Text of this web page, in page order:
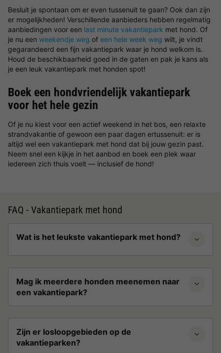
Besluit je spontaan om er even tussenuit te gaan? Ook dan zijn
er mogelijkheden! Verschillende aanbieders hebben regelmatig
aanbiedingen voor een last minute vakantiepark met hond. Of
je nu een weekendje weg of een hele week weg wilt, je vindt
gegarandeerd een fijn vakantiepark waar je hond welkom is.
Houd de beschikbaarheid goed in de gaten en pak je kans als
je een leuk vakantiepark met honden spot!
Boek een hondvriendelijk vakantiepark
voor het hele gezin
Of je nu kiest voor een actief weekend in het bos, een relaxte
strandvakantie of gewoon een paar dagen ertussenuit: er is
altijd wel een vakantiepark met hond dat bij jouw gezin past.
Neem snel een kijkje in het aanbod en boek een plek waar
iedereen zich thuis voelt — inclusief de hond!
FAQ - Vakantiepark met hond
Wat is het leukste vakantiepark met hond?
Mag ik meerdere honden meenemen naar
een vakantiepark?
Zijn er losloopgebieden op de
vakantieparken?